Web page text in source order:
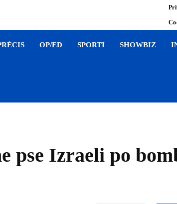
OP/ED SPORTI SHOWBIZ
pse Izraeli po